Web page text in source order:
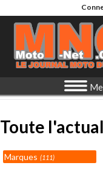
Toute
Marques 111